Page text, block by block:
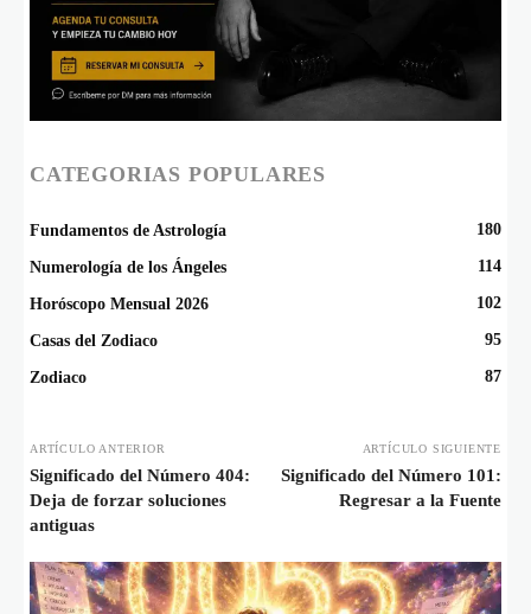
CATEGORIAS POPULARES
Fundamentos de Astrología 180
Numerología de los Ángeles 114
Horóscopo Mensual 2026 102
Casas del Zodiaco 95
Zodiaco 87
ARTÍCULO ANTERIOR
Significado del Número 404:
Deja de forzar soluciones
antiguas
ARTÍCULO SIGUIENTE
Significado del Número 101:
Regresar a la Fuente